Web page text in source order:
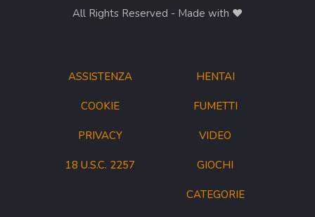
ASSISTENZA
COOKIE
PRIVACY
18 U.S.C. 2257
All Rights Reserved - Made with ❤︎
HENTAI
FUMETTI
VIDEO
GIOCHI
CATEGORIE